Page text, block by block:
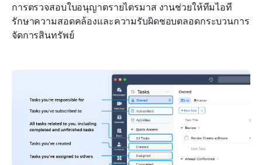
การตรวจสอบใบอนุญาตรายไตรมาส งานช่วยให้ทีมไอที
รักษาความสอดคล้องและความรับผิดชอบตลอดกระบวนการ
จัดการสินทรัพย์